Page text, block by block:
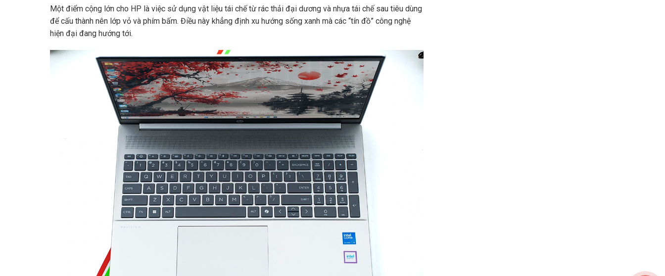
Một điểm cộng lớn cho HP là việc sử dụng vật liệu tái chế từ rác thải đại dương và nhựa tái chế sau tiêu dùng
để cấu thành nên lớp vỏ và phím bấm. Điều này khẳng định xu hướng sống xanh mà các “tín đồ” công nghệ
hiện đại đang hướng tới.